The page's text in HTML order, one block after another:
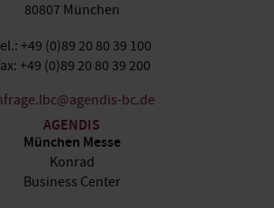
80807 München
+49 (0)89 20 80 39 100
+49 (0)89 20 80 39 200
bc.de
AGENDIS
München Messe
Konrad
Business Center